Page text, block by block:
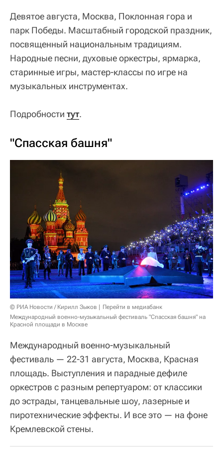
Девятое августа, Москва, Поклонная гора и
парк Победы. Масштабный городской праздник,
посвященный национальным традициям.
Народные песни, духовые оркестры, ярмарка,
старинные игры, мастер-классы по игре на
музыкальных инструментах.
Подробности тут.
"Спасская башня"
© РИА Новости / Кирилл Зыков
Перейти в медиабанк
Международный военно-музыкальный фестиваль "Спасская башня" на
Красной площади в Москве
Международный военно-музыкальный
фестиваль — 22-31 августа, Москва, Красная
площадь. Выступления и парадные дефиле
оркестров с разным репертуаром: от классики
до эстрады, танцевальные шоу, лазерные и
пиротехнические эффекты. И все это — на фоне
Кремлевской стены.